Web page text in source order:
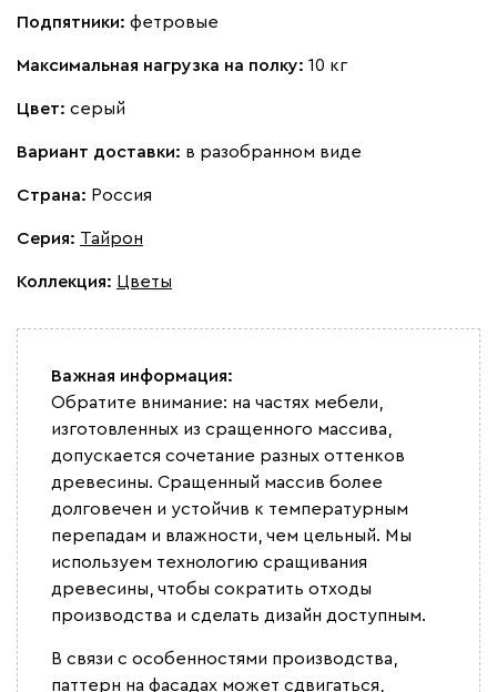
Подпятники: фетровые
Максимальная нагрузка на полку: 10 кг
Цвет: серый
Вариант доставки: в разобранном виде
Страна: Россия
Серия: Тайрон
Коллекция: Цветы
Важная информация:
Обратите внимание: на частях мебели,
изготовленных из сращенного массива,
допускается сочетание разных оттенков
древесины. Сращенный массив более
долговечен и устойчив к температурным
перепадам и влажности, чем цельный. Мы
используем технологию сращивания
древесины, чтобы сократить отходы
производства и сделать дизайн доступным.
В связи с особенностями производства,
паттерн на фасадах может сдвигаться,